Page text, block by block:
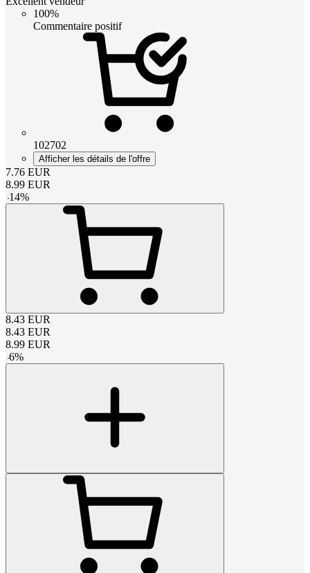
100%
Commentaire positif
102702
Afficher les détails de l'offre
7.76 EUR
8.99 EUR
-14%
8.43 EUR
8.43 EUR
8.99 EUR
-6%